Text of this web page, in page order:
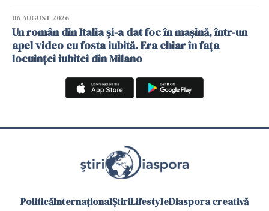
06 AUGUST 2026
Un român din Italia și-a dat foc în mașină, într-un
apel video cu fosta iubită. Era chiar în fața
locuinței iubitei din Milano
PoliticăInternaționalȘtiriLifestyleDiaspora creativă